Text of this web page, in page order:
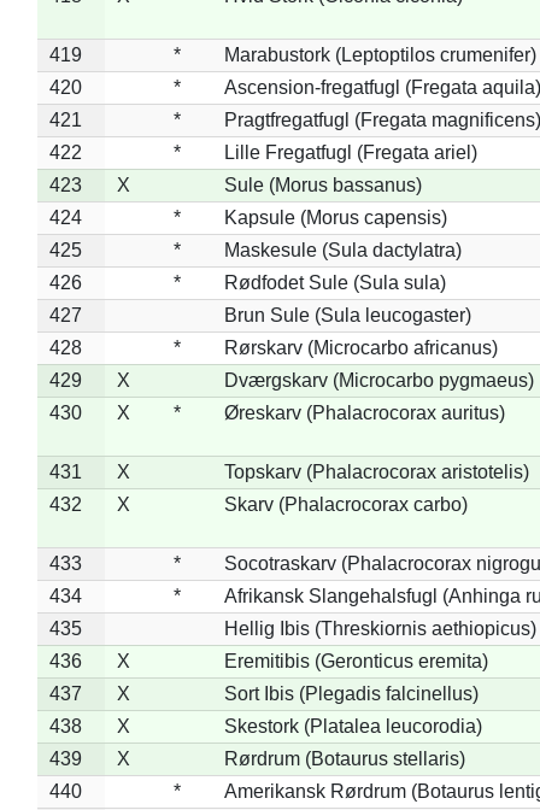
419 *
Marabustork (Leptoptilos crumenifer)
420
*
Ascension-fregatfugl (Fregata aquila)
421
*
Pragtfregatfugl (Fregata magnificens)
422
*
Lille Fregatfugl (Fregata ariel)
423
X
Sule (Morus bassanus)
424
*
Kapsule (Morus capensis)
425
*
Maskesule (Sula dactylatra)
426
*
Rødfodet Sule (Sula sula)
427
Brun Sule (Sula leucogaster)
428
*
Rørskarv (Microcarbo africanus)
429
X
Dværgskarv (Microcarbo pygmaeus)
430
X * Øreskarv (Phalacrocorax auritus)
431 X
Topskarv (Phalacrocorax aristotelis)
432
X Skarv (Phalacrocorax carbo)
433 *
Socotraskarv (Phalacrocorax
434
*
Afrikansk Slangehalsfugl (Anhinga
435
Hellig Ibis (Threskiornis aethiopicus)
436
X
Eremitibis (Geronticus eremita)
437
X
Sort Ibis (Plegadis falcinellus)
438
X
Skestork (Platalea leucorodia)
439
X
Rørdrum (Botaurus stellaris)
440
*
Amerikansk Rørdrum (Botaurus